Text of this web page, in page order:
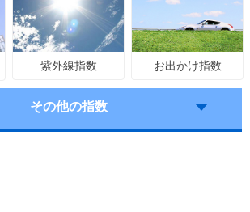
紫外線指数 お出かけ指数
その他の指数